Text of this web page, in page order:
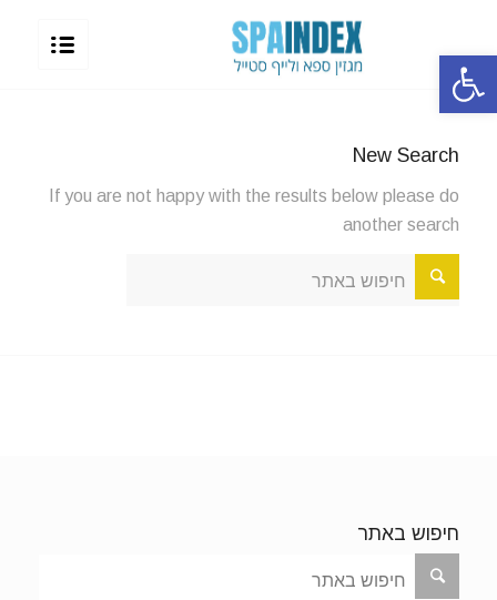
פתח סרגל נגישות
New Search
If you are not happy with the results below please do
another search
חיפוש באתר